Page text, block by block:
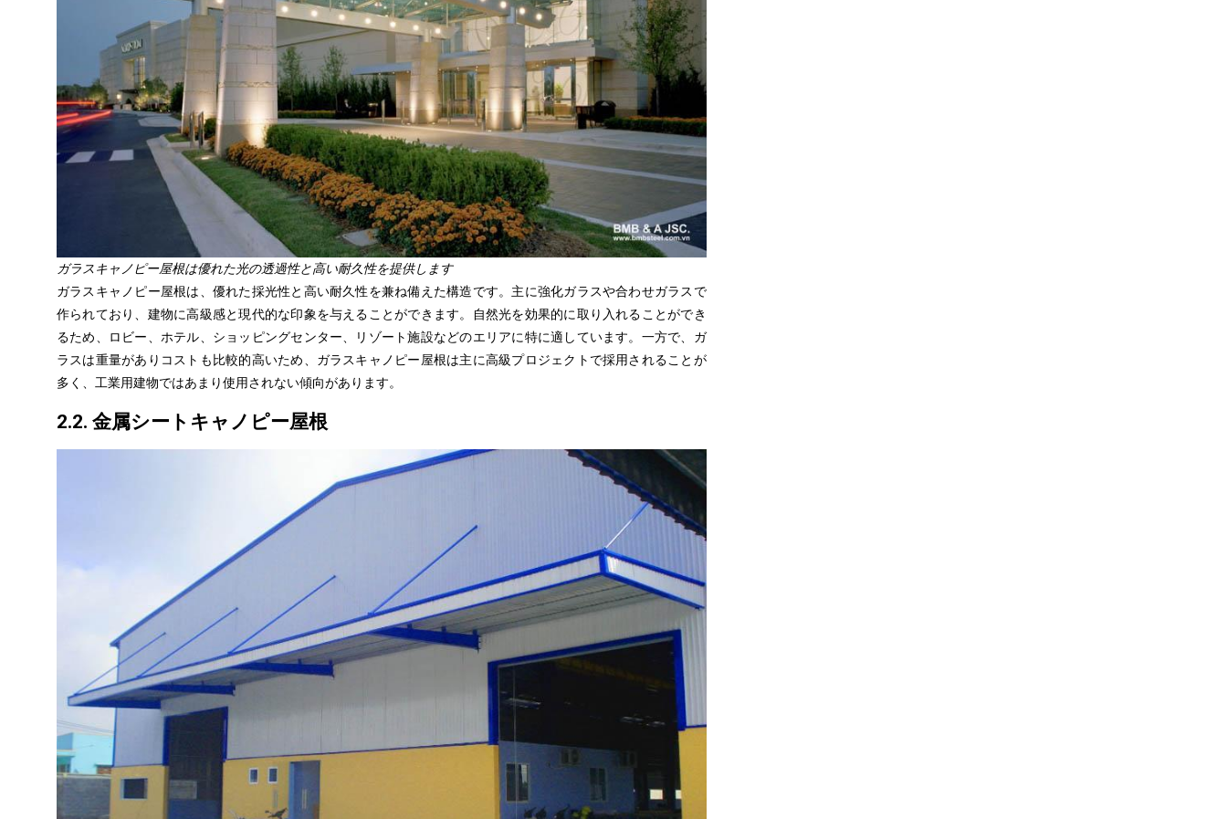
ガラスキャノピー屋根は優れた光の透過性と高い耐久性を提供します
ガラスキャノピー屋根は、優れた採光性と高い耐久性を兼ね備えた構造です。主に強化ガラスや合わせガラスで
作られており、建物に高級感と現代的な印象を与えることができます。自然光を効果的に取り入れることができ
るため、
ロビー、ホテル、ショッピングセンター、リゾート施設などのエリアに特に適しています。 一方で 、ガ
ラスは重量がありコストも比較的高いため、 ガラスキャノピー屋根は主に高級プロジェクトで採用されることが
多く、工業用建物ではあまり使用されない傾向があります。
2.2. 金属シートキャノピー屋根